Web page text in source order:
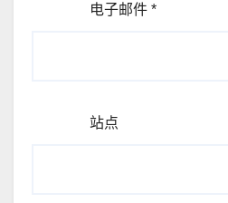
电子邮件 *
站点